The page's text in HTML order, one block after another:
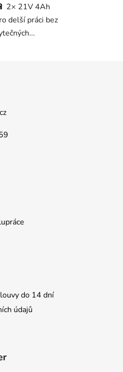
2× 21V 4Ah
delší práci bez
do 14 dní
údajů